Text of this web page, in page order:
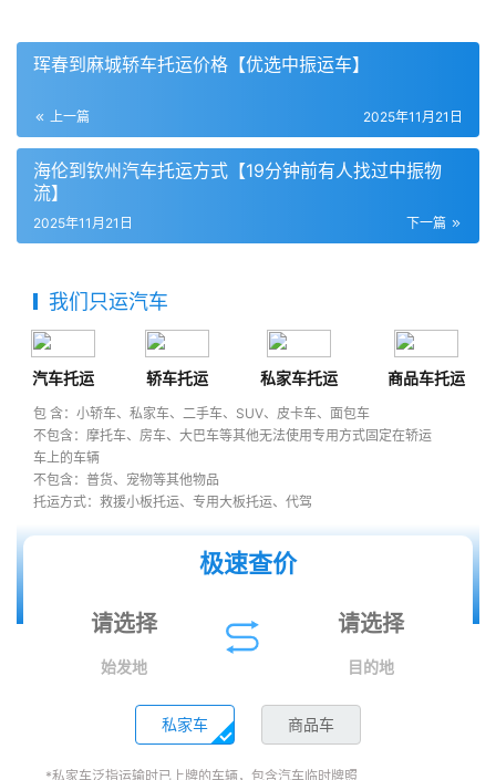
珲春到麻城轿车托运价格【优选中振运车】
上一篇 2025年11月21日
海伦到钦州汽车托运方式【19分钟前有人找过中振物
流】
下一篇
2025年11月21日
我们只运汽车
汽车托运 轿车托运 私家车托运 商品车托运
包 含：小轿车、私家车、二手车、SUV、皮卡车、面包车
不包含：摩托车、房车、大巴车等其他无法使用专用方式固定在轿运
车上的车辆
不包含：普货、宠物等其他物品
托运方式：救援小板托运、专用大板托运、代驾
极速查价
始发地 目的地
私家车 商品车
*私家车泛指运输时已上牌的车辆，包含汽车临时牌照